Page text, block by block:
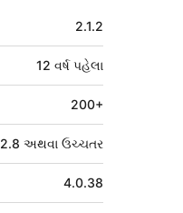
2.1.2
12 વર્ષપહેલા
200+
2.8 અથવા ઉચ્ચતર
4.0.38